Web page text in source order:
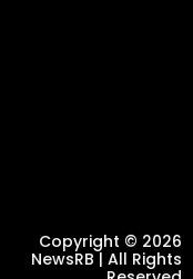
Copyright © 2026
NewsRB | All Rights